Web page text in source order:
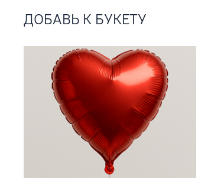
ДОБАВЬ К БУКЕТУ